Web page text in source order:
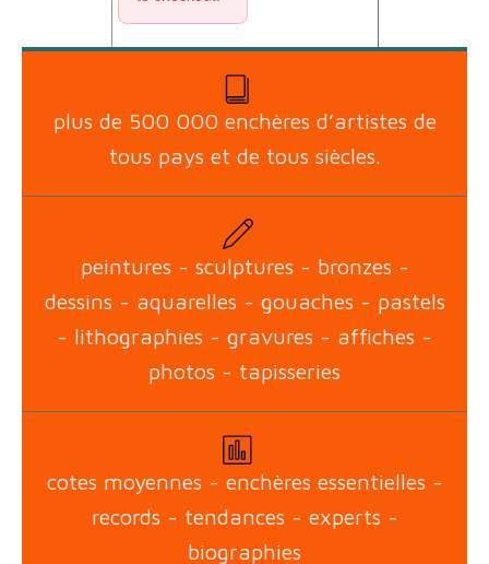
plus de 500 000 enchères d’artistes de
tous pays et de tous siècles.
peintures - sculptures - bronzes -
dessins - aquarelles - gouaches - pastels
- lithographies - gravures - affiches -
photos - tapisseries
cotes moyennes - enchères essentielles -
records - tendances - experts -
biographies